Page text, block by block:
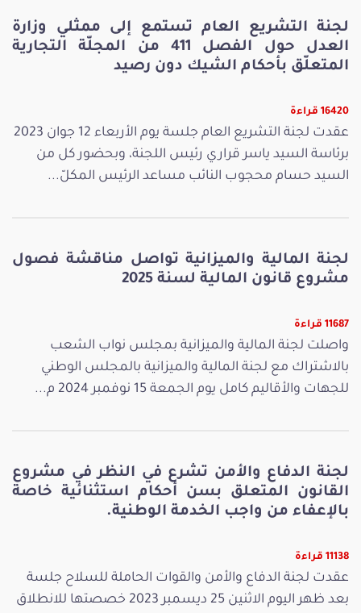
لجنة التشريع العام تستمع إلى ممثلي وزارة
العدل حول الفصل 411 من المجلّة التجارية
المتعلّق بأحكام الشيك دون رصيد
16420 قراءة
عقدت لجنة التشريع العام جلسة يوم الأربعاء 12 جوان 2023
برئاسة السيد ياسر قراري رئيس اللجنة، وبحضور كل من
السيد حسام محجوب النائب مساعد الرئيس المكلّ...
لجنة المالية والميزانية تواصل مناقشة فصول
مشروع قانون المالية لسنة 2025
11687 قراءة
واصلت لجنة المالية والميزانية بمجلس نواب الشعب
بالاشتراك مع لجنة المالية والميزانية بالمجلس الوطني
للجهات والأقاليم كامل يوم الجمعة 15 نوفمبر 2024 م...
لجنة الدفاع والأمن تشرع في النظر في مشروع
القانون المتعلق بسن أحكام استثنائية خاصة
بالإعفاء من واجب الخدمة الوطنية.
11138 قراءة
عقدت لجنة الدفاع والأمن والقوات الحاملة للسلاح جلسة
بعد ظهر اليوم الاثنين 25 ديسمبر 2023 خصصتها للانطلاق